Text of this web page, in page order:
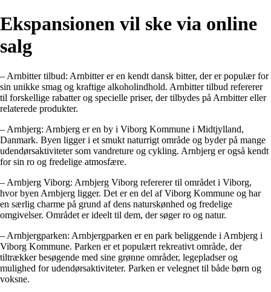
Ekspansionen vil ske via online
salg
– Arnbitter tilbud: Arnbitter er en kendt dansk bitter, der er populær for
sin unikke smag og kraftige alkoholindhold. Arnbitter tilbud refererer
til forskellige rabatter og specielle priser, der tilbydes på Arnbitter eller
relaterede produkter.
– Arnbjerg: Arnbjerg er en by i Viborg Kommune i Midtjylland,
Danmark. Byen ligger i et smukt naturrigt område og byder på mange
udendørsaktiviteter som vandreture og cykling. Arnbjerg er også kendt
for sin ro og fredelige atmosfære.
– Arnbjerg Viborg: Arnbjerg Viborg refererer til området i Viborg,
hvor byen Arnbjerg ligger. Det er en del af Viborg Kommune og har
en særlig charme på grund af dens naturskønhed og fredelige
omgivelser. Området er ideelt til dem, der søger ro og natur.
– Arnbjergparken: Arnbjergparken er en park beliggende i Arnbjerg i
Viborg Kommune. Parken er et populært rekreativt område, der
tiltrækker besøgende med sine grønne områder, legepladser og
mulighed for udendørsaktiviteter. Parken er velegnet til både børn og
voksne.